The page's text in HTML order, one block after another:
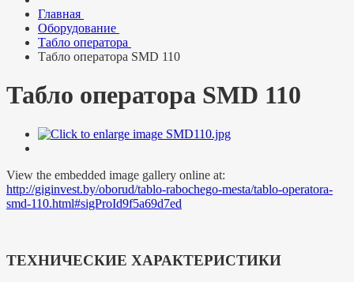
Главная
Оборудование
Табло оператора
Табло оператора SMD 110
Табло оператора SMD 110
View the embedded image gallery online at:
http://giginvest.by/oborud/tablo-rabochego-mesta/tablo-operatora-
smd-110.html#sigProId9f5a69d7ed
ТЕХНИЧЕСКИЕ ХАРАКТЕРИСТИКИ